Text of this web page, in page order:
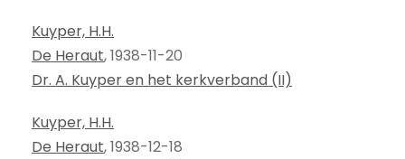
Kuyper, H.H.
De Heraut, 1938-11-20
Dr. A. Kuyper en het kerkverband (II)
Kuyper, H.H.
De Heraut, 1938-12-18